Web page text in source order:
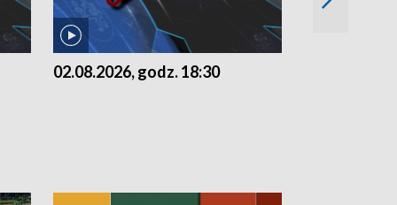
02.08.2026, godz. 18:30